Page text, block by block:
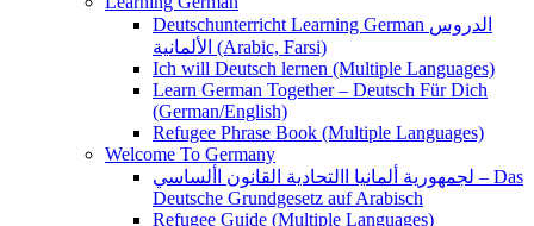
Deutschunterricht Learning German الدروس
الألمانية (Arabic, Farsi)
Ich will Deutsch lernen (Multiple Languages)
Learn German Together – Deutsch Für Dich
(German/English)
Refugee Phrase Book (Multiple Languages)
Welcome To Germany
لجمهورية ألمانيا االتحادية القانون األساسي – Das
Deutsche Grundgesetz auf Arabisch
Refugee Guide (Multiple Languages)